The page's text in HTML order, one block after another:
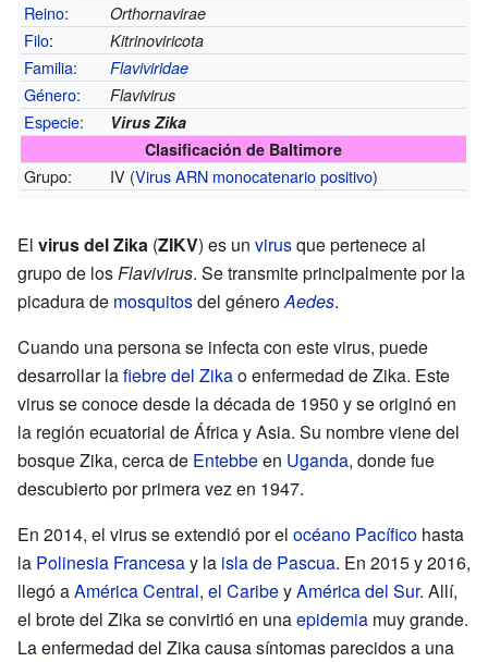
Reino: Orthornavirae
Filo: Kitrinoviricota
Familia: Flaviviridae
Género: Flavivirus
Especie:
Virus Zika
Clasificación de Baltimore
Grupo: IV (Virus ARN monocatenario positivo)
El virus del Zika (ZIKV) es un virusque pertenece al
grupo de losFlavivirus. Se transmite principalmente por la
picadura de mosquitosdel géneroAedes.
Cuando una persona se infecta con este virus, puede
desarrollar lafiebre del Zikao enfermedad de Zika. Este
virus se conoce desde la década de 1950 y se originó en
la región ecuatorial de África y Asia. Su nombre viene del
bosque Zika, cerca de Entebbeen Uganda, donde fue
descubierto por primera vez en 1947.
En 2014, el virus se extendió por el océano Pacífico hasta
la Polinesia Francesay la isla de Pascua. En 2015 y 2016,
llegó aAmérica Central, el CaribeyAmérica del Sur. Allí,
el brote del Zika se convirtió en unaepidemia muy grande.
La enfermedad del Zika causa síntomas parecidos a una